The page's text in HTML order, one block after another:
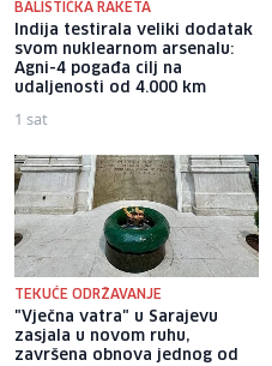
BALISTIČKA RAKETA
Indija testirala veliki dodatak
svom nuklearnom arsenalu:
Agni-4 pogađa cilj na
udaljenosti od 4.000 km
1 sat
TEKUĆE ODRŽAVANJE
"Vječna vatra" u Sarajevu
zasjala u novom ruhu,
završena obnova jednog od